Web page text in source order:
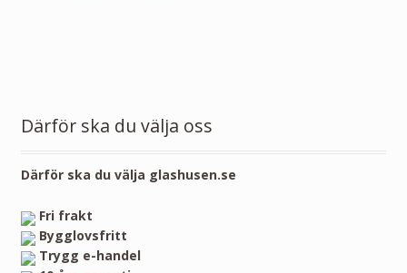
Därför ska du välja oss
Därför ska du välja glashusen.se
Fri frakt
Bygglovsfritt
Trygg e-handel